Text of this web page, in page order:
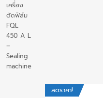
เครื่อง
ตัดฟิล์ม
FQL
450 A L
–
Sealing
machine
ลดราคา!